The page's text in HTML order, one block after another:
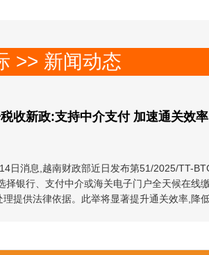
>> 新闻动态
收新政:支持中介支付 加速通关效
14日消息,越南财政部近日发布第51/2025/TT-
择银行、支付中介或海关电子门户全天候在
理提供法律依据。此举将显著提升通关效率,